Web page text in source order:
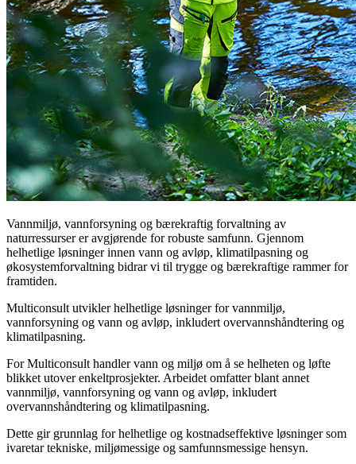
Vannmiljø, vannforsyning og bærekraftig forvaltning av
naturressurser er avgjørende for robuste samfunn. Gjennom
helhetlige løsninger innen vann og avløp, klimatilpasning og
økosystemforvaltning bidrar vi til trygge og bærekraftige rammer for
framtiden.
Multiconsult utvikler helhetlige løsninger for vannmiljø,
vannforsyning og vann og avløp, inkludert overvannshåndtering og
klimatilpasning.
For Multiconsult handler vann og miljø om å se helheten og løfte
blikket utover enkeltprosjekter. Arbeidet omfatter blant annet
vannmiljø, vannforsyning og vann og avløp, inkludert
overvannshåndtering og klimatilpasning.
Dette gir grunnlag for helhetlige og kostnadseffektive løsninger som
ivaretar tekniske, miljømessige og samfunnsmessige hensyn.